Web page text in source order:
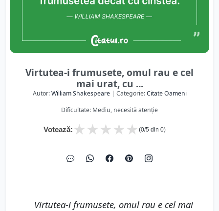
Virtutea-i frumusete, omul rau e cel
mai urat, cu ...
Autor:William Shakespeare| Categorie:Citate Oameni
Dificultate: Mediu, necesită atenție
Votează: ★
★
★
★
★ (0/5 din 0)
Virtutea-i frumusete, omul rau e cel mai